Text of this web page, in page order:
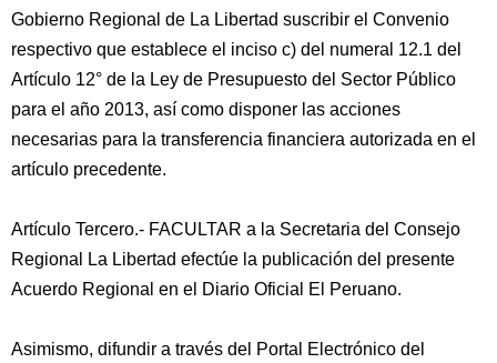
Gobierno Regional de La Libertad suscribir el Convenio
respectivo que establece el inciso c) del numeral 12.1 del
Artículo 12° de la Ley de Presupuesto del Sector Público
para el año 2013, así como disponer las acciones
necesarias para la transferencia financiera autorizada en el
artículo precedente.
Artículo Tercero.- FACULTAR a la Secretaria del Consejo
Regional La Libertad efectúe la publicación del presente
Acuerdo Regional en el Diario Oficial El Peruano.
Asimismo, difundir a través del Portal Electrónico del